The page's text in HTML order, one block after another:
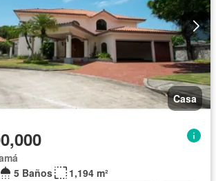
Casa
5 Baños
1,194 m²